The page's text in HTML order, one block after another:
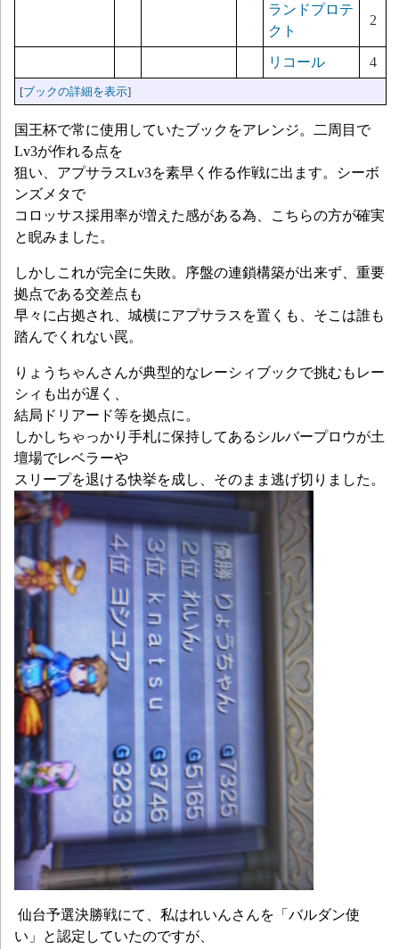
ランドプロテ
クト
2
リコール 4
[ブックの詳細を表示]
国王杯で常に使用していたブックをアレンジ。二周目で
Lv3が作れる点を
狙い、アプサラスLv3を素早く作る作戦に出ます。シーボ
ンズメタで
コロッサス採用率が増えた感がある為、こちらの方が確実
と睨みました。
しかしこれが完全に失敗。序盤の連鎖構築が出来ず、重要
拠点である交差点も
早々に占拠され、城横にアプサラスを置くも、そこは誰も
踏んでくれない罠。
りょうちゃんさんが典型的なレーシィブックで挑むもレー
シィも出が遅く、
結局ドリアード等を拠点に。
しかしちゃっかり手札に保持してあるシルバープロウが土
壇場でレベラーや
スリープを退ける快挙を成し、そのまま逃げ切りました。
仙台予選決勝戦にて、私はれいんさんを「バルダン使
い」と認定していたのですが、